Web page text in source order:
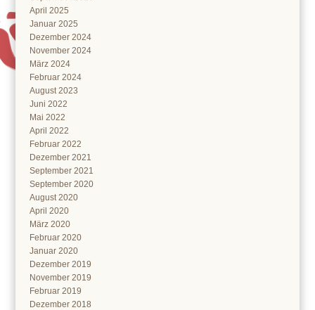
April 2025
Januar 2025
Dezember 2024
November 2024
März 2024
Februar 2024
August 2023
Juni 2022
Mai 2022
April 2022
Februar 2022
Dezember 2021
September 2021
September 2020
August 2020
April 2020
März 2020
Februar 2020
Januar 2020
Dezember 2019
November 2019
Februar 2019
Dezember 2018